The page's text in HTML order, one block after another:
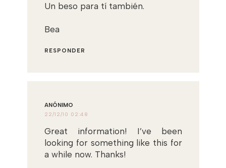
Un beso para tí también.
Bea
RESPONDER
ANÓNIMO
22/12/10 02:48
Great information! I’ve been
looking for something like this for
a while now. Thanks!